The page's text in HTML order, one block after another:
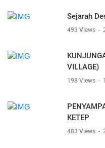
Sejarah
493 Views -
VILLAGE)
198 Views -
KETEP
483 Views -